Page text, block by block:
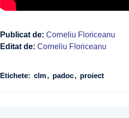
Publicat de: Corneliu Floriceanu
Editat de: Corneliu Floriceanu
Etichete: clm padoc proiect